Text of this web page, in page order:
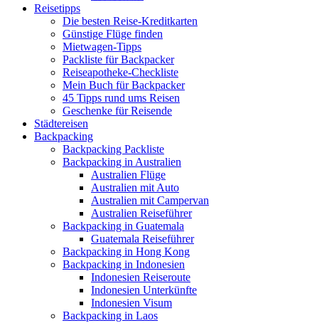
Reisetipps
Die besten Reise-Kreditkarten
Günstige Flüge finden
Mietwagen-Tipps
Packliste für Backpacker
Reiseapotheke-Checkliste
Mein Buch für Backpacker
45 Tipps rund ums Reisen
Geschenke für Reisende
Städtereisen
Backpacking
Backpacking Packliste
Backpacking in Australien
Australien Flüge
Australien mit Auto
Australien mit Campervan
Australien Reiseführer
Backpacking in Guatemala
Guatemala Reiseführer
Backpacking in Hong Kong
Backpacking in Indonesien
Indonesien Reiseroute
Indonesien Unterkünfte
Indonesien Visum
Backpacking in Laos